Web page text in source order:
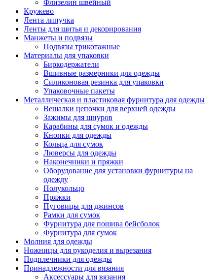
Флизелин швейный
Кружево
Лента липучка
Ленты для шитья и декорирования
Манжеты и подвязы
Подвязы трикотажные
Материалы для упаковки
Биркодержатели
Вшивные размерники для одежды
Силиконовая резинка для упаковки
Упаковочные пакеты
Металлическая и пластиковая фурнитура для одежды
Вешалки цепочки для верхней одежды
Зажимы для шнуров
Карабины для сумок и одежды
Кнопки для одежды
Кольца для сумок
Люверсы для одежды
Наконечники и пряжки
Оборудование для установки фурнитуры на
одежду
Полукольцо
Пряжки
Пуговицы для джинсов
Рамки для сумок
Фурнитура для пошива бейсболок
Фурнитура для сумок
Молния для одежды
Ножницы для рукоделия и вырезания
Подплечники для одежды
Принадлежности для вязания
Аксессуары для вязания